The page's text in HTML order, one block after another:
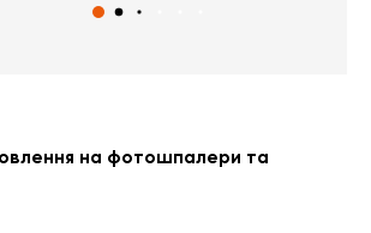
на фотошпалери та